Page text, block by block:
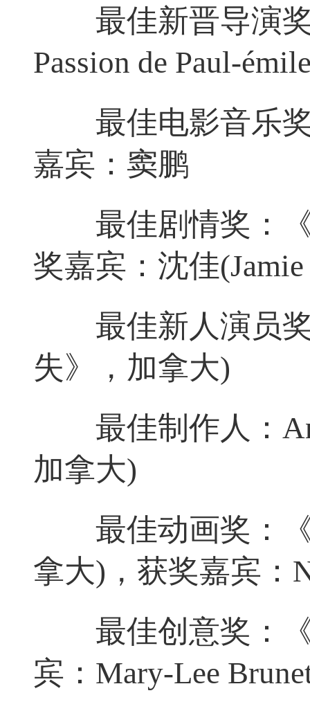
最佳新晋导演奖
Passion de Paul-
最佳电影音乐奖
嘉宾：窦鹏
最佳剧情奖：《
奖嘉宾：沈佳(Jamie
最佳新人演员奖
失》，加拿大)
最佳制作人：
加拿大)
最佳动画奖：《
拿大)，获奖嘉宾：
最佳创意奖：《
宾：Mary-Lee